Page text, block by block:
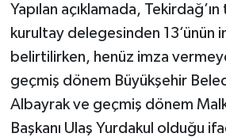
Yapılan açıklamada,
kurultay delegesinden 13’ünün
belirtilirken, henüz imza
geçmiş dönem Büyükşehir
Albayrak ve geçmiş dönem
Başkanı Ulaş Yurdakul olduğu